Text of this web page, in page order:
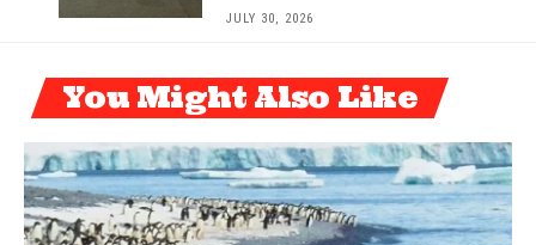
JULY 30, 2026
You Might Also Like